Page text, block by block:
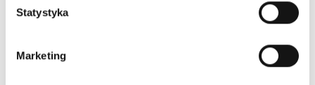
Statystyka
Marketing
Darmowa dostawa